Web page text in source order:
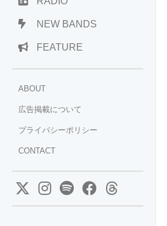
NEW BANDS
FEATURE
ABOUT
広告掲載について
プライバシーポリシー
CONTACT